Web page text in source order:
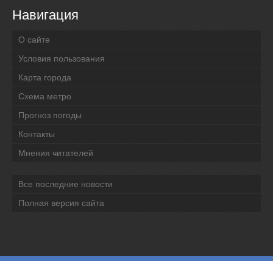
Навигация
О сайте
Условия пользования
Карта города
Схема метро
Прогноз погоды
Контакты
Мнения читателей
Все последние новости
Полная версия сайта